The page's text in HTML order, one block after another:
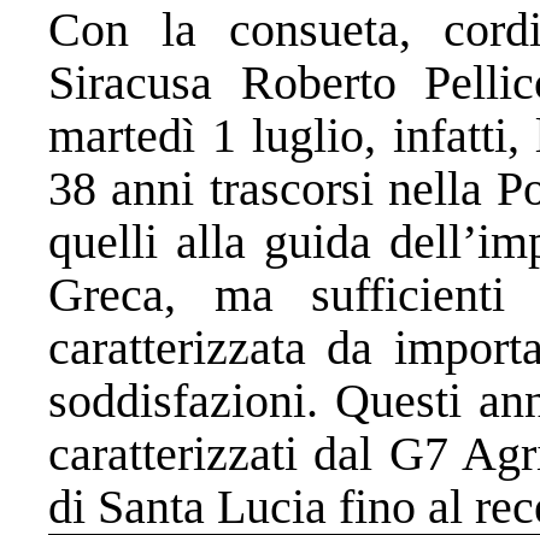
Con la consueta,
Siracusa Roberto
martedì 1 luglio, infatti,
38 anni trascorsi nella
quelli alla guida
Greca, ma sufficienti
caratterizzata da
soddisfazioni. Questi
caratterizzati dal G7
di Santa Lucia fino al